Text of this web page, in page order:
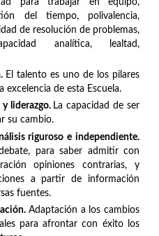
para trabajar en equipo,
del tiempo, polivalencia,
de resolución de problemas,
analítica, lealtad,
El talento es uno de los pilares
excelencia de esta Escuela.
y liderazgo. La capacidad de ser
su cambio.
riguroso e independiente.
para saber admitir con
opiniones contrarias, y
a partir de información
fuentes.
Adaptación a los cambios
para afrontar con éxito los